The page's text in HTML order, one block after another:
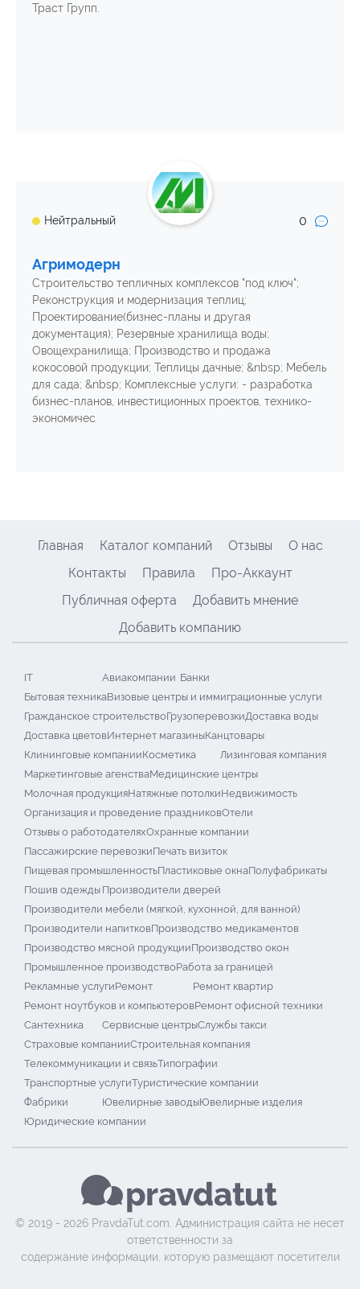
Траст Групп.
Нейтральный 0
Агримодерн
Строительство тепличных комплексов "под ключ";
Реконструкция и модернизация теплиц;
Проектирование(бизнес-планы и другая
документация); Резервные хранилища воды;
Овощехранилища; Производство и продажа
кокосовой продукции; Теплицы дачные; &nbsp; Мебель
для сада; &nbsp; Комплексные услуги: - разработка
бизнес-планов, инвестиционных проектов, технико-
экономичес
Главная Каталог компаний Отзывы
О нас
Контакты
Правила
Про-Аккаунт
Публичная оферта
Добавить мнение
Добавить компанию
IT Авиакомпании Банки
Бытовая техникаВизовые центры и иммиграционные услуги
Гражданское строительствоГрузоперевозкиДоставка воды
Доставка цветовИнтернет магазиныКанцтовары
Клининговые компанииКосметика
Лизинговая компания
Маркетинговые агенстваМедицинские центры
Молочная продукцияНатяжные потолкиНедвижимость
Организация и проведение праздниковОтели
Отзывы о работодателяхОхранные компании
Пассажирские перевозкиПечать визиток
Пищевая промышленностьПластиковые окнаПолуфабрикаты
Пошив одежды Производители дверей
Производители мебели (мягкой, кухонной, для ванной)
Производители напитковПроизводство медикаментов
Производство мясной продукцииПроизводство окон
Промышленное производствоРабота за границей
Рекламные услугиРемонт
Ремонт квартир
Ремонт ноутбуков и компьютеровРемонт офисной техники
Сантехника
Сервисные центрыСлужбы такси
Страховые компанииСтроительная компания
Телекоммуникации и связьТипографии
Транспортные услугиТуристические компании
Фабрики
Ювелирные заводыЮвелирные изделия
Юридические компании
© 2019 - 2026 PravdaTut.com. Администрация сайта не несет
ответственности за
содержание информации, которую размещают посетители